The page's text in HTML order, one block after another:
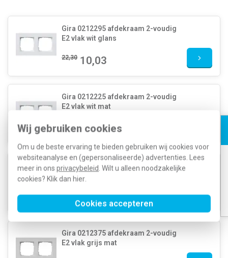
Wij gebruiken cookies
Om u de beste ervaring te bieden gebruiken wij cookies voor
websiteanalyse en (gepersonaliseerde) advertenties. Lees
meer in ons privacybeleid. Wilt u alleen noodzakelijke
cookies? Klik dan hier.
Cookies accepteren
Gira 0212295 afdekraam 2-voudig
E2 vlak wit glans
22,30 10,03
Gira 0212225 afdekraam 2-voudig
E2 vlak wit mat
22,30 10,03
Gira 0212095 afdekraam 2-voudig
E2 vlak zwart mat
34,42 16,87
Gira 0212375 afdekraam 2-voudig
E2 vlak grijs mat